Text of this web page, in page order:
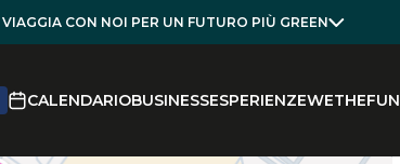
VIAGGIA CON NOI PER UN FUTURO PIÙ GREEN
CALENDARIOBUSINESSESPERIENZEWETHEFUN